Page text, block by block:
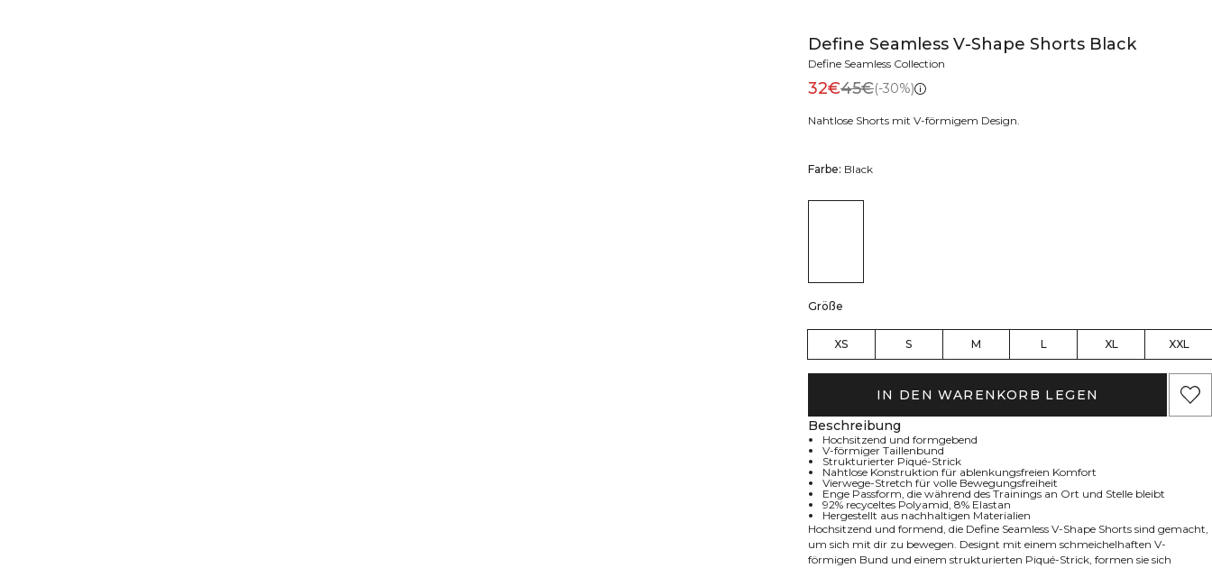
Define Seamless V-Shape Shorts Black
Define Seamless Collection
32€45€(-30%)
Nahtlose Shorts mit V-förmigem Design.
Farbe: Black
Größe
XS S M L XL XXL
IN DEN WARENKORB LEGEN
Beschreibung
Hochsitzend und formgebend
V-förmiger Taillenbund
Strukturierter Piqué-Strick
Nahtlose Konstruktion für ablenkungsfreien Komfort
Vierwege-Stretch für volle Bewegungsfreiheit
Enge Passform, die während des Trainings an Ort und Stelle bleibt
92% recyceltes Polyamid, 8% Elastan
Hergestellt aus nachhaltigen Materialien
Hochsitzend und formend, die Define Seamless V-Shape Shorts sind gemacht,
um sich mit dir zu bewegen. Designt mit einem schmeichelhaften V-
förmigen Bund und einem strukturierten Piqué-Strick, formen sie sich